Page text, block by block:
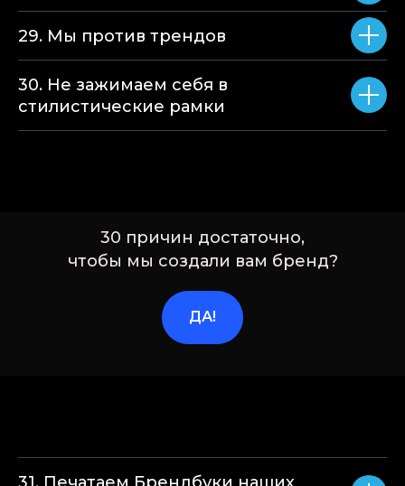
29. Мы против трендов
30. Не зажимаем себя в
стилистические рамки
30 причин достаточно,
чтобы мы создали вам бренд?
ДА!